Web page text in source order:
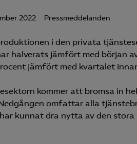
2022 Pressmeddelanden
i den privata
halverats jämfört med början
jämfört med kvartalet
kommer att bromsa in
omfattar alla
kunnat dra nytta av den